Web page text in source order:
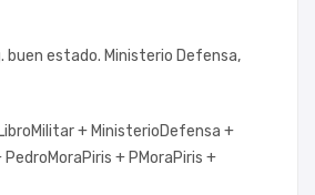
buen estado. Ministerio Defensa,
LibroMilitar + MinisterioDefensa +
PedroMoraPiris + PMoraPiris +